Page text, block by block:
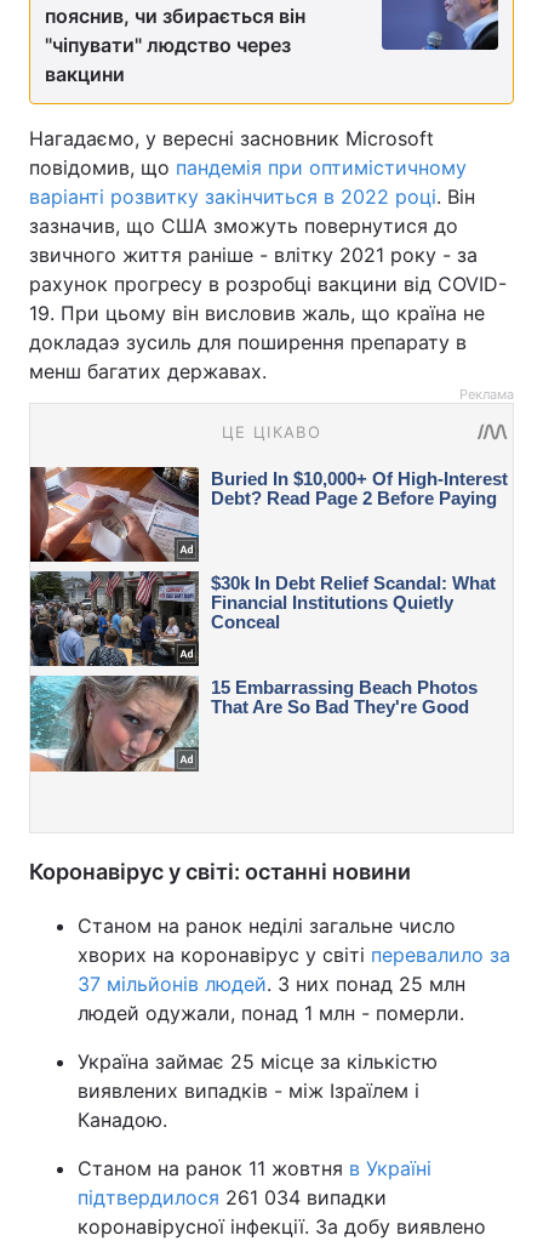
пояснив, чи збирається він
"чіпувати" людство через
вакцини
Нагадаємо, у вересні засновник Microsoft
повідомив, що пандемія при оптимістичному
варіанті розвитку закінчиться в 2022 році. Він
зазначив, що США зможуть повернутися до
звичного життя раніше - влітку 2021 року - за
рахунок прогресу в розробці вакцини від COVID-
19. При цьому він висловив жаль, що країна не
докладаэ зусиль для поширення препарату в
менш багатих державах.
Реклама
Коронавірус у світі: останні новини
Станом на ранок неділі загальне число
хворих на коронавірус у світі перевалило за
37 мільйонів людей. З них понад 25 млн
людей одужали, понад 1 млн - померли.
Україна займає 25 місце за кількістю
виявлених випадків - між Ізраїлем і
Канадою.
Станом на ранок 11 жовтня в Україні
підтвердилося 261 034 випадки
коронавірусної інфекції. За добу виявлено